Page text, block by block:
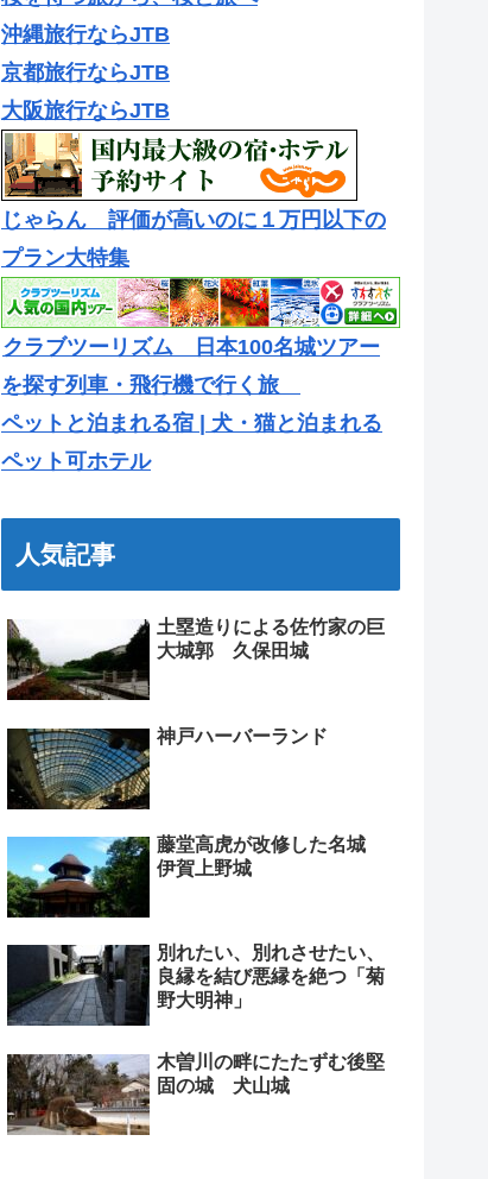
沖縄旅行ならJTB
京都旅行ならJTB
大阪旅行ならJTB
じゃらん 評価が高いのに１万円以下の
プラン大特集
クラブツーリズム 日本100名城ツアー
を探す列車・飛行機で行く旅
ペットと泊まれる宿 | 犬・猫と泊まれる
ペット可ホテル
人気記事
土塁造りによる佐竹家の巨
大城郭 久保田城
神戸ハーバーランド
藤堂高虎が改修した名城
伊賀上野城
別れたい、別れさせたい、
良縁を結び悪縁を絶つ「菊
野大明神」
木曽川の畔にたたずむ後堅
固の城 犬山城